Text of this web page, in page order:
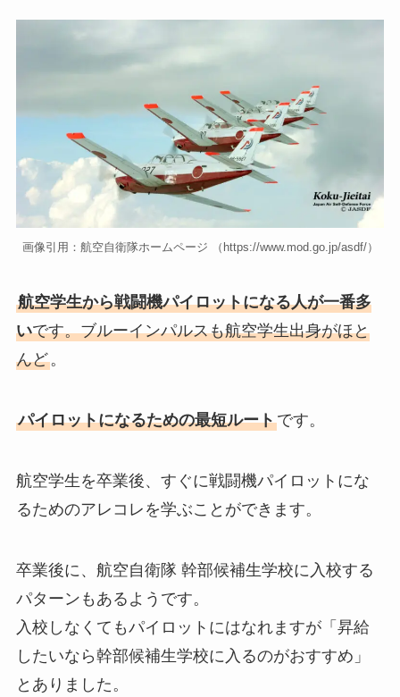
画像引用：航空自衛隊ホームページ （https://www.mod.go.jp/asdf/）
航空学生から戦闘機パイロットになる人が一番多
いです。ブルーインパルスも航空学生出身がほと
んど。
パイロットになるための最短ルートです。
航空学生を卒業後、すぐに戦闘機パイロットにな
るためのアレコレを学ぶことができます。
卒業後に、航空自衛隊 幹部候補生学校に入校する
パターンもあるようです。
入校しなくてもパイロットにはなれますが「昇給
したいなら幹部候補生学校に入るのがおすすめ」
とありました。